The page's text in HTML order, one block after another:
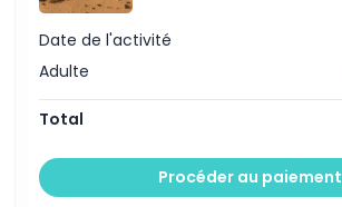
Date de l'activité
Adulte
Total
Procéder au paiement